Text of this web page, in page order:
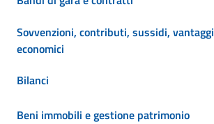
Sovvenzioni, contributi, sussidi, vantaggi
economici
Bilanci
Beni immobili e gestione patrimonio